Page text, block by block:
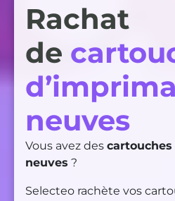
Rachat
de
neuves
Vous avez des
neuves ?
Selecteo rachète vos